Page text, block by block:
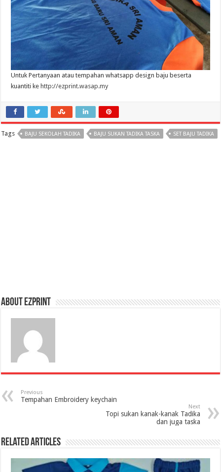
Untuk Pertanyaan atau tempahan whatsapp design baju beserta
kuantiti ke http://ezprint.wasap.my
Tags BAJU SEKOLAH TADIKA BAJU SUKAN TADIKA TASKA SET BAJU TADIKA
About Ezprint
Previous
Tempahan Embroidery keychain
Next
Topi sukan kanak-kanak Tadika
dan juga taska
Related Articles